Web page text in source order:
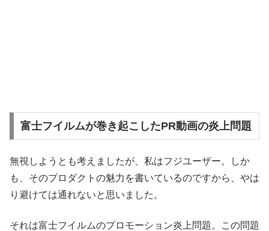
富士フイルムが巻き起こしたPR動画の炎上問題
無視しようとも考えましたが、私はフジユーザー。しか
も、そのプロダクトの魅力を書いているのですから、やは
り避けては通れないと思いました。
それは富士フイルムのプロモーション炎上問題。この問題